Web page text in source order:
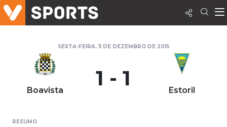
SEXTA-FEIRA, 11 DE DEZEMBRO DE 2015
Boavista 1 - 1 Estoril
RESUMO